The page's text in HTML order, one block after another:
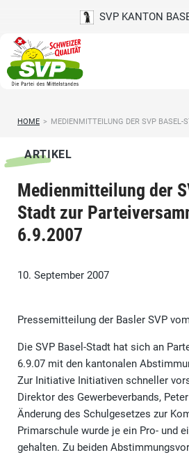
SVP KANTON
HOME > MEDIENMITTEILUNG DER SVP BASEL-
ARTIKEL
Medienmitteilung der
Stadt zur
6.9.2007
10. September 2007
Pressemitteilung der Basler SVP
Die SVP Basel-Stadt hat sich an
6.9.07 mit den kantonalen
Zur Initiative Initiativen schneller
Direktor des Gewerbeverbands,
Änderung des Schulgesetzes zur
Primarschule wurde je ein Pro- und
gehalten. Zu beiden